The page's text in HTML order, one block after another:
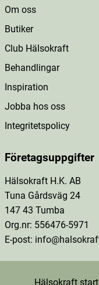
Om oss
Butiker
Club Hälsokraft
Behandlingar
Inspiration
Jobba hos oss
Integritetspolicy
Företagsuppgifter
Hälsokraft H.K. AB
Tuna Gårdsväg 24
147 43 Tumba
Org.nr: 556476-5971
E-post:
Hälsokraft